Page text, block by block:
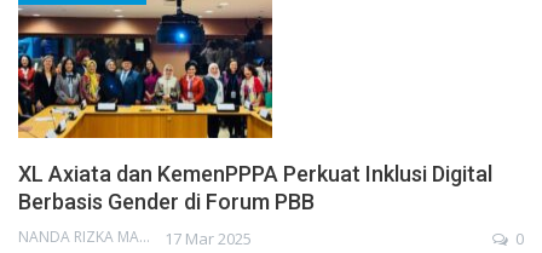
XL Axiata dan KemenPPPA Perkuat Inklusi Digital
Berbasis Gender di Forum PBB
NANDA RIZKA MAHENDRA 17 Mar 2025 0